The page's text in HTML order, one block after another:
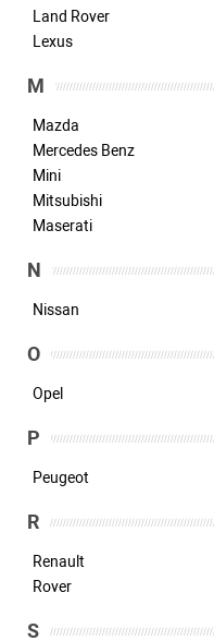
Land Rover
Lexus
M
Mazda
Mercedes Benz
Mini
Mitsubishi
Maserati
N
Nissan
O
Opel
P
Peugeot
R
Renault
Rover
S